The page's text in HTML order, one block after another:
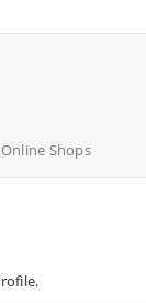
Online Shops